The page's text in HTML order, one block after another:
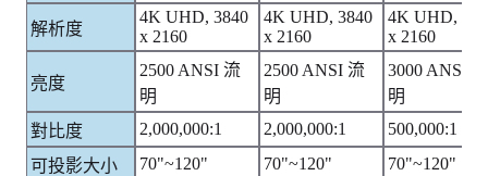
解析度
4K UHD, 3840
x 2160
4K UHD, 3840
x 2160
4K UHD,
x 2160
亮度
2500 ANSI 流
明
2500 ANSI 流
明
3000 ANSI 流
明
對比度
2,000,000:1 2,000,000:1
500,000:1
可投影大小
70"~120" 70"~120"
70"~120"